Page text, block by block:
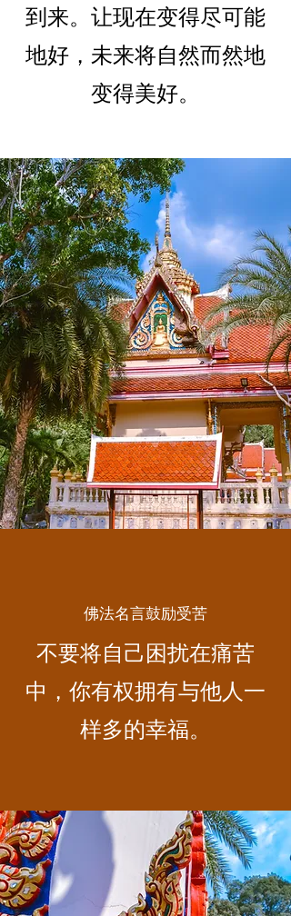
到来。让现在变得尽可能
地好，未来将自然而然地
变得美好。
佛法名言鼓励受苦
不要将自己困扰在痛苦
中，你有权拥有与他人一
样多的幸福。